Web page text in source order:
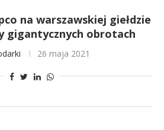
na warszawskiej giełdzie
gigantycznych obrotach
26 maja 2021